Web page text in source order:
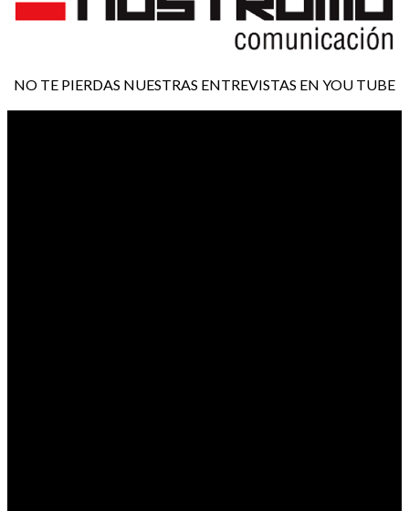
NO TE PIERDAS NUESTRAS ENTREVISTAS EN YOU TUBE